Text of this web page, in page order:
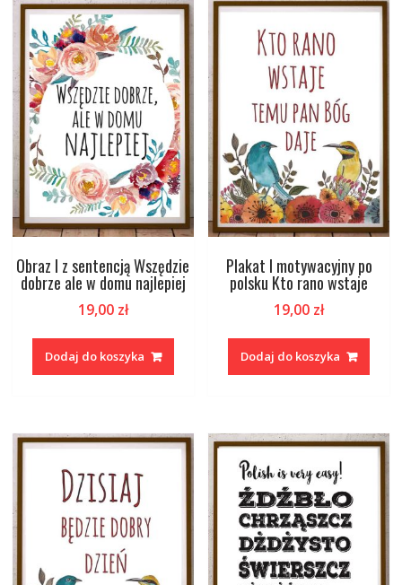
Obraz I z sentencją Wszędzie
dobrze ale w domu najlepiej
19,00 zł
Dodaj do koszyka
Plakat I motywacyjny po
polsku Kto rano wstaje
19,00 zł
Dodaj do koszyka